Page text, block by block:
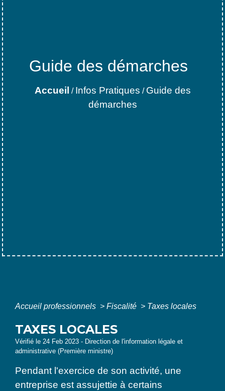
Guide des démarches
Accueil / Infos Pratiques / Guide des
démarches
Accueil professionnels > Fiscalité > Taxes locales
TAXES LOCALES
Vérifié le 24 Feb 2023 - Direction de l'information légale et
administrative (Première ministre)
Pendant l'exercice de son activité, une
entreprise est assujettie à certains